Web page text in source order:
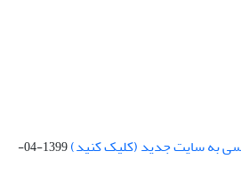
به سایت جدید (کلیک کنید)
1399-04-